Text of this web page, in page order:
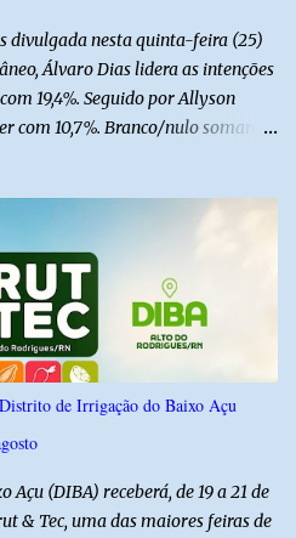
divulgada nesta quinta-feira (25)
Álvaro Dias lidera as intenções
19,4%. Seguido por Allyson
com 10,7%. Branco/nulo somaram
junho de 2026. O levantamento
percentuais e nível de
RN-09520/2026
de Irrigação do Baixo Açu
(DIBA) receberá, de 19 a 21 de
& Tec, uma das maiores feiras de